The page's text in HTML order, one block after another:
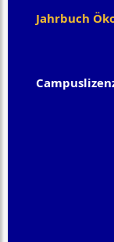
Jahrbuch